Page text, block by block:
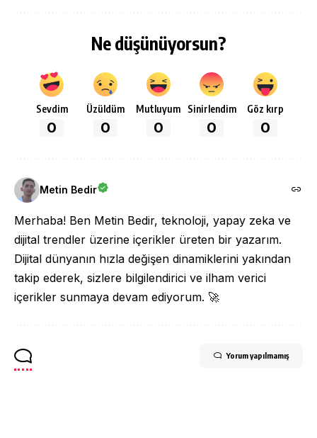
Ne düşünüyorsun?
Sevdim
0
Üzüldüm
0
Mutluyum
0
Sinirlendim
0
Göz kırp
0
Metin Bedir
Merhaba! Ben Metin Bedir, teknoloji, yapay zeka ve
dijital trendler üzerine içerikler üreten bir yazarım.
Dijital dünyanın hızla değişen dinamiklerini yakından
takip ederek, sizlere bilgilendirici ve ilham verici
içerikler sunmaya devam ediyorum. 🚀
Yorum yapılmamış